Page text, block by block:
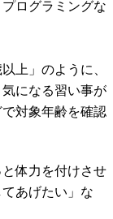
ログラミングな
上」のように、
になる習い事が
対象年齢を確認
体力を付けさせ
あげたい」な